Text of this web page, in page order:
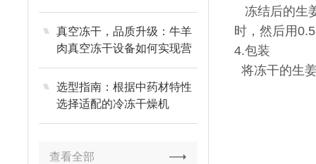
真空冻干，品质升级：牛羊
肉真空冻干设备如何实现营
养与风味的长效留存？
选型指南：根据中药材特性
选择适配的冷冻干燥机
查看全部
冻结后的生
时，然后用
4.包装
将冻干的生